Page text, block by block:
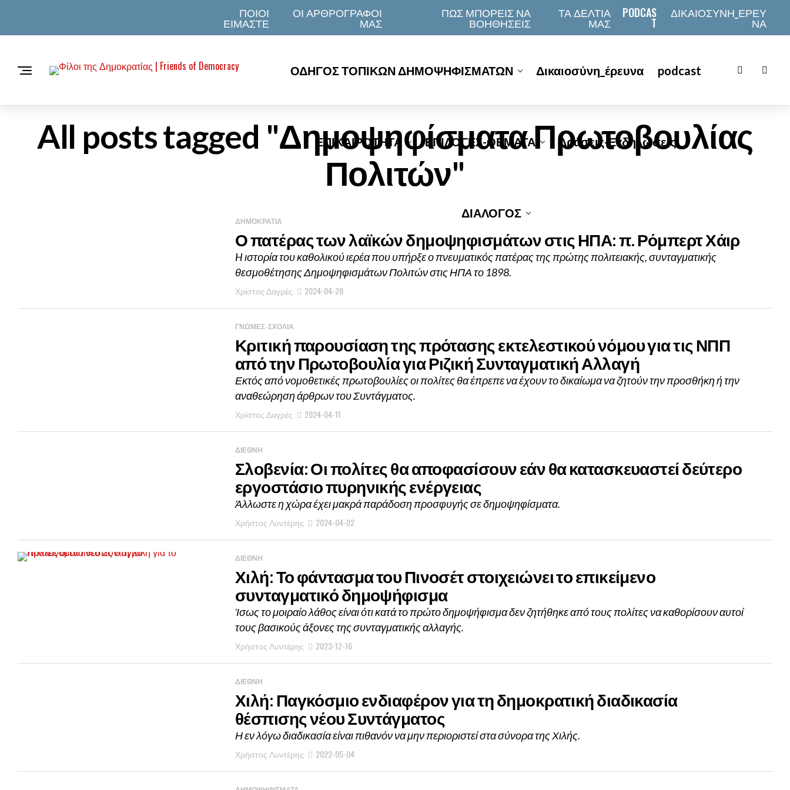
ΠΟΙΟΙ
ΕΙΜΑΣΤΕ
ΟΙ ΑΡΘΡΟΓΡΑΦΟΙ
ΜΑΣ
ΠΩΣ ΜΠΟΡΕΙΣ ΝΑ
ΒΟΗΘΗΣΕΙΣ
ΤΑ ΔΕΛΤΙΑ
ΜΑΣ
PODCAS
T
ΔΙΚΑΙΟΣΥΝΗ_ΕΡΕΥ
ΝΑ
ΟΔΗΓΟΣ ΤΟΠΙΚΩΝ ΔΗΜΟΨΗΦΙΣΜΑΤΩΝ Δικαιοσύνη_έρευνα podcast
ΕΠΙΚΑΙΡΟΤΗΤΑ ΕΠΙΛΟΓΕΣ-ΘΕΜΑΤΑ Δράσεις-Εκδηλώσεις
ΔΙΑΛΟΓΟΣ
All posts tagged "Δημοψηφίσματα Πρωτοβουλίας
Πολιτών"
ΔΗΜΟΚΡΑΤΙΑ
Ο πατέρας των λαϊκών δημοψηφισμάτων στις ΗΠΑ: π. Ρόμπερτ Χάιρ
H ιστορία του καθολικού ιερέα που υπήρξε ο πνευματικός πατέρας της πρώτης πολιτειακής, συνταγματικής
θεσμοθέτησης Δημοψηφισμάτων Πολιτών στις ΗΠΑ το 1898.
Χρίστος Δαγρές 2024-04-28
ΓΝΩΜΕΣ-ΣΧΟΛΙΑ
Κριτική παρουσίαση της πρότασης εκτελεστικού νόμου για τις ΝΠΠ
από την Πρωτοβουλία για Ριζική Συνταγματική Αλλαγή
Εκτός από νομοθετικές πρωτοβουλίες οι πολίτες θα έπρεπε να έχουν το δικαίωμα να ζητούν την προσθήκη ή την
αναθεώρηση άρθρων του Συντάγματος.
Χρίστος Δαγρές 2024-04-11
ΔΙΕΘΝΗ
Σλοβενία: Οι πολίτες θα αποφασίσουν εάν θα κατασκευαστεί δεύτερο
εργοστάσιο πυρηνικής ενέργειας
Άλλωστε η χώρα έχει μακρά παράδοση προσφυγής σε δημοψηφίσματα.
Χρήστος Λυντέρης 2024-04-02
ΔΙΕΘΝΗ
Χιλή: Το φάντασμα του Πινοσέτ στοιχειώνει το επικείμενο
συνταγματικό δημοψήφισμα
Ίσως το μοιραίο λάθος είναι ότι κατά το πρώτο δημοψήφισμα δεν ζητήθηκε από τους πολίτες να καθορίσουν αυτοί
τους βασικούς άξονες της συνταγματικής αλλαγής.
Χρήστος Λυντέρης 2023-12-16
ΔΙΕΘΝΗ
Χιλή: Παγκόσμιο ενδιαφέρον για τη δημοκρατική διαδικασία
θέσπισης νέου Συντάγματος
Η εν λόγω διαδικασία είναι πιθανόν να μην περιοριστεί στα σύνορα της Χιλής.
Χρήστος Λυντέρης 2022-05-04